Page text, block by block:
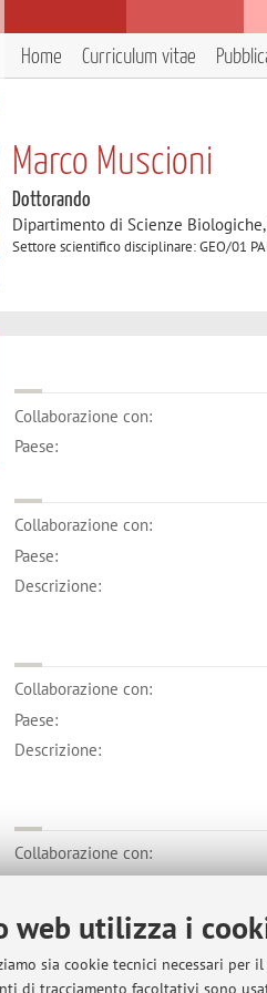
web utilizza i
sia cookie tecnici necessari
di tracciamento facoltativi sono
Home Curriculum vitae
Marco Muscioni
Dottorando
Dipartimento di Scienze
Settore scientifico disciplinare: GEO/01
Collaborazione con:
Paese:
Collaborazione con:
Paese:
Descrizione:
Collaborazione con:
Paese:
Descrizione:
Collaborazione con:
Descrizione: